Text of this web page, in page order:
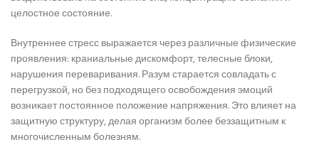
целостное состояние.
Внутреннее стресс выражается через различные физические
проявления: краниальные дискомфорт, телесные блоки,
нарушения переваривания. Разум старается совладать с
перегрузкой, но без подходящего освобождения эмоций
возникает постоянное положение напряжения. Это влияет на
защитную структуру, делая организм более беззащитным к
многочисленным болезням.